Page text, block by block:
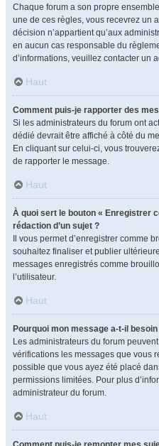
Chaque forum a son propre
une de ces règles, vous recevrez un
décision n’appartient qu’aux
en aucun cas responsable du
d’informations, veuillez contacter un
Haut
Comment puis-je rapporter des
Si les administrateurs du forum ont
dédié devrait être affiché à côté du
En cliquant sur celui-ci, vous
de rapporter le message.
Haut
À quoi sert le bouton « Enregistrer
rédaction d’un sujet ?
Il vous permet d’enregistrer comme
souhaitez finaliser et publier
messages enregistrés comme
l’utilisateur.
Haut
Pourquoi mon message a-t-il
Les administrateurs du forum
vérifications les messages que vous
possible que vous ayez été placé
permissions limitées. Pour plus
administrateur du forum.
Haut